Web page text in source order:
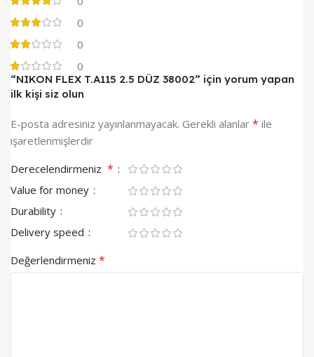
0
0
0
“NIKON FLEX T.A115 2.5 DÜZ 38002” için yorum yapan
ilk kişi siz olun
E-posta adresiniz yayınlanmayacak. Gerekli alanlar * ile
işaretlenmişlerdir
Derecelendirmeniz *
Value for money
Durability
Delivery speed
Değerlendirmeniz *